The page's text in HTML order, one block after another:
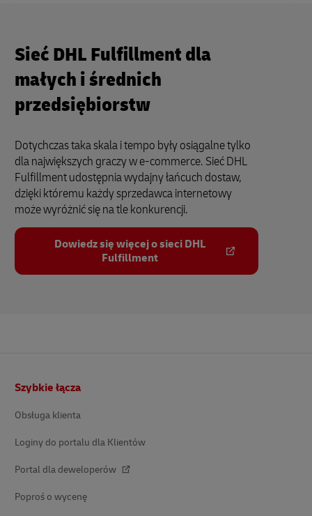
Sieć DHL Fulfillment dla
małych i średnich
przedsiębiorstw
Dotychczas taka skala i tempo były osiągalne tylko
dla największych graczy w e-commerce. Sieć DHL
Fulfillment udostępnia wydajny łańcuch dostaw,
dzięki któremu każdy sprzedawca internetowy
może wyróżnić się na tle konkurencji.
Dowiedz się więcej o sieci DHL
Fulfillment
Szybkie łącza
Obsługa klienta
Loginy do portalu dla Klientów
Portal dla deweloperów
Poproś o wycenę